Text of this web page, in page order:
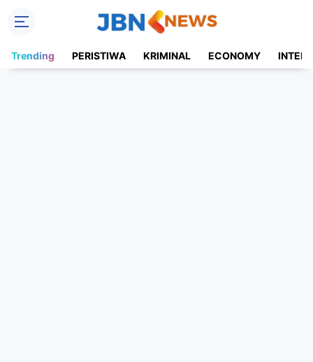
Trending PERISTIWA KRIMINAL ECONOMY